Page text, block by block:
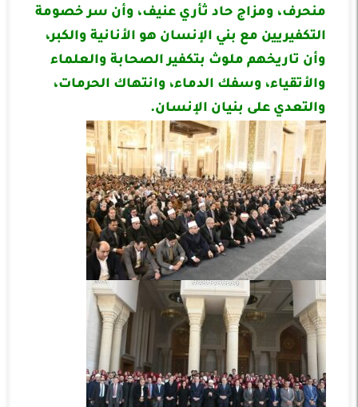
منحرف، ومزاج حاد ثأري عنيف، وأن سر خصومة
التكفيريين مع بني الإنسان هو الأنانية والكبر،
وأن تاريخهم ملوث بتكفير الصحابة والعلماء
والأتقياء، وسفك الدماء، وانتهاك الحرمات،
والتعدي على بنيان الإنسان.